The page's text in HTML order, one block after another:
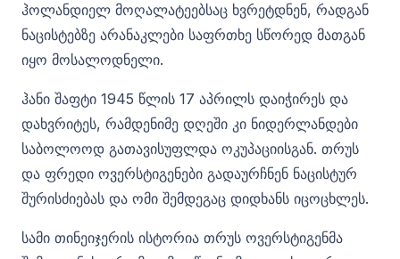
ჰოლანდიელ მოღალატეებსაც ხვრეტდნენ, რადგან
ნაცისტებზე არანაკლები საფრთხე სწორედ მათგან
იყო მოსალოდნელი.
ჰანი შაფტი 1945 წლის 17 აპრილს დაიჭირეს და
დახვრიტეს, რამდენიმე დღეში კი ნიდერლანდები
საბოლოოდ გათავისუფლდა ოკუპაციისგან. თრუს
და ფრედი ოვერსტიგენები გადაურჩნენ ნაცისტურ
შურისძიებას და ომი შემდეგაც დიდხანს იცოცხლეს.
სამი თინეიჯერის ისტორია თრუს ოვერსტიგენმა